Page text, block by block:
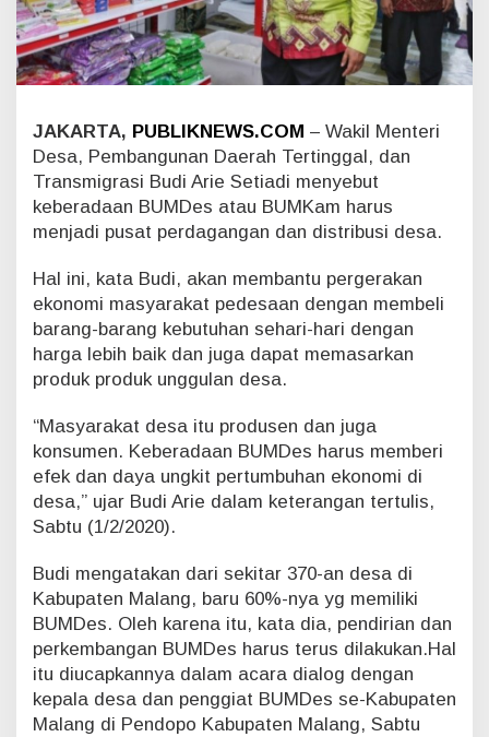
H
a
r
u
a
d
i
u
s
t
P
e
d
a
a
n
a
n
D
s
a
JAKARTA, PUBLIKNEWS.COM – Wakil Menteri
Desa, Pembangunan Daerah Tertinggal, dan
Transmigrasi Budi Arie Setiadi menyebut
keberadaan BUMDes atau BUMKam harus
menjadi pusat perdagangan dan distribusi desa.
Hal ini, kata Budi, akan membantu pergerakan
ekonomi masyarakat pedesaan dengan membeli
barang-barang kebutuhan sehari-hari dengan
harga lebih baik dan juga dapat memasarkan
produk produk unggulan desa.
“Masyarakat desa itu produsen dan juga
konsumen. Keberadaan BUMDes harus memberi
efek dan daya ungkit pertumbuhan ekonomi di
desa,” ujar Budi Arie dalam keterangan tertulis,
Sabtu (1/2/2020).
Budi mengatakan dari sekitar 370-an desa di
Kabupaten Malang, baru 60%-nya yg memiliki
BUMDes. Oleh karena itu, kata dia, pendirian dan
perkembangan BUMDes harus terus dilakukan.Hal
itu diucapkannya dalam acara dialog dengan
kepala desa dan penggiat BUMDes se-Kabupaten
Malang di Pendopo Kabupaten Malang, Sabtu